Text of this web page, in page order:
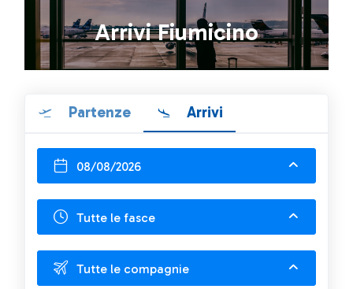
Arrivi Fiumicino
Partenze Arrivi
08/08/2026
Tutte le fasce
Tutte le compagnie